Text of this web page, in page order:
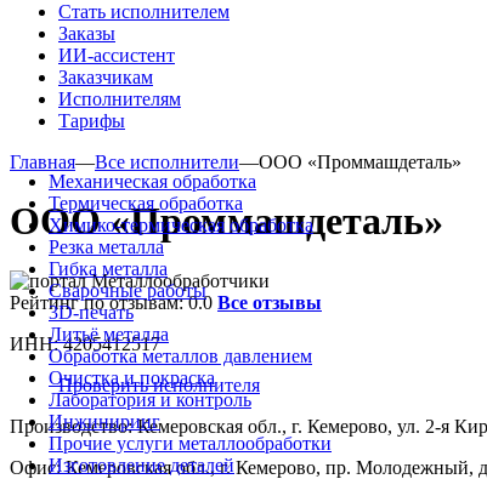
Стать исполнителем
Заказы
ИИ-ассистент
Заказчикам
Исполнителям
Тарифы
Механическая обработка
Термическая обработка
Химико-термическая обработка
Резка металла
Гибка металла
Сварочные работы
3D-печать
Литьё металла
Обработка металлов давлением
Очистка и покраска
Лаборатория и контроль
Инжиниринг
Прочие услуги металлообработки
Изготовление деталей
Главная—Все исполнители—ООО «Проммашдеталь»
ООО «Проммашдеталь»
Рейтинг по отзывам:0.0 Все отзывы
ИНН: 4205412517
Проверить исполнителя
Производство: Кемеровская обл., г. Кемерово, ул. 2-я
Офис: Кемеровская обл., г. Кемерово, пр. Молодежный,